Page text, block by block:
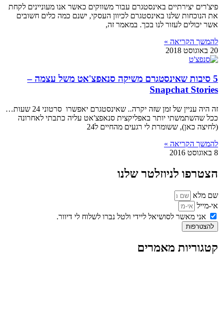
פיצ'רים יצירתיים באינסטגרם עבור משווקים כאשר אנו מעוניינים לקחת
את הנוכחות שלנו באינסטגרם לכיוון העסקי, ישנם כמה כלים חשובים
אשר יכולים לעזור לנו בכך. במאמר זה,
להמשך הקריאה »
20 באוגוסט 2018
5 סיבות שאינסטגרם משיקה סנאפצ'אט משל עצמה –
Snapchat Stories
זה היה עניין של זמן שזה יקרה.. שאינסטגרם יאפשרו סרטוני 24 שעות…
ככל שהשתמשתי יותר באפליקצית סנאפצ'אט עליה כתבתי לאחרונה
(לחיצה כאן), ששומרת לי רגעים מהחיים ל24
להמשך הקריאה »
8 באוגוסט 2016
הצטרפו לניוזלטר שלנו
שם מלא
אי-מייל
אני מאשר לסושיאל ליידי ולטל נברו לשלוח לי דיוור.
להצטרפות
קטגוריות מאמרים